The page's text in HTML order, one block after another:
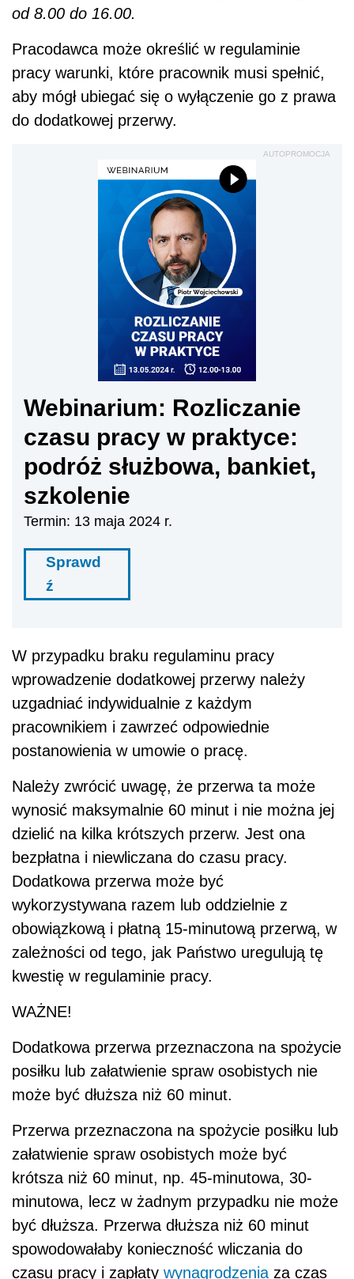
od 8.00 do 16.00.
Pracodawca może określić w regulaminie
pracy warunki, które pracownik musi spełnić,
aby mógł ubiegać się o wyłączenie go z prawa
do dodatkowej przerwy.
AUTOPROMOCJA
Webinarium: Rozliczanie
czasu pracy w praktyce:
podróż służbowa, bankiet,
szkolenie
Termin: 13 maja 2024 r.
Sprawd
ź
W przypadku braku regulaminu pracy
wprowadzenie dodatkowej przerwy należy
uzgadniać indywidualnie z każdym
pracownikiem i zawrzeć odpowiednie
postanowienia w umowie o pracę.
Należy zwrócić uwagę, że przerwa ta może
wynosić maksymalnie 60 minut i nie można jej
dzielić na kilka krótszych przerw. Jest ona
bezpłatna i niewliczana do czasu pracy.
Dodatkowa przerwa może być
wykorzystywana razem lub oddzielnie z
obowiązkową i płatną 15-minutową przerwą, w
zależności od tego, jak Państwo uregulują tę
kwestię w regulaminie pracy.
WAŻNE!
Dodatkowa przerwa przeznaczona na spożycie
posiłku lub załatwienie spraw osobistych nie
może być dłuższa niż 60 minut.
Przerwa przeznaczona na spożycie posiłku lub
załatwienie spraw osobistych może być
krótsza niż 60 minut, np. 45-minutowa, 30-
minutowa, lecz w żadnym przypadku nie może
być dłuższa. Przerwa dłuższa niż 60 minut
spowodowałaby konieczność wliczania do
czasu pracy i zapłaty wynagrodzeniaza czas